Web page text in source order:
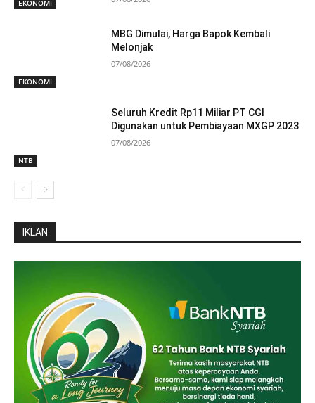
EKONOMI
EKONOMI
MBG Dimulai, Harga Bapok Kembali
Melonjak
07/08/2026
NTB
Seluruh Kredit Rp11 Miliar PT CGI
Digunakan untuk Pembiayaan MXGP 2023
07/08/2026
IKLAN